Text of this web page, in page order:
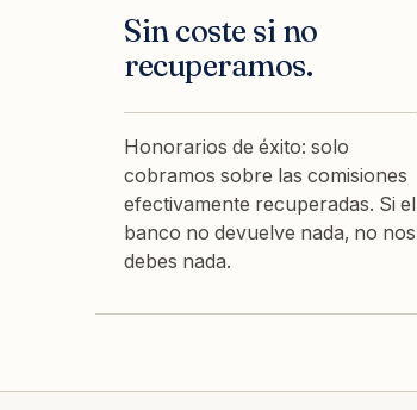
Sin coste si no
recuperamos.
Honorarios de éxito: solo
cobramos sobre las comisiones
efectivamente recuperadas. Si el
banco no devuelve nada, no nos
debes nada.